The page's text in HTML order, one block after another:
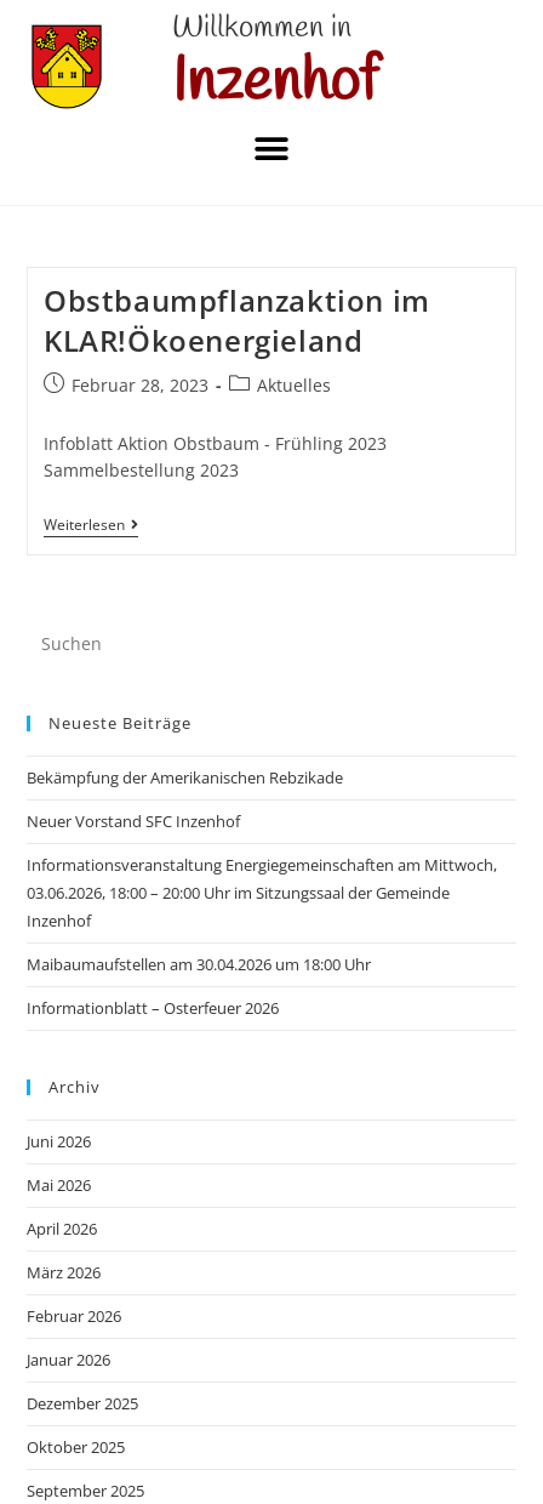
Willkommen in
Inzenhof
Obstbaumpflanzaktion im
KLAR!Ökoenergieland
Februar 28, 2023 Aktuelles
Infoblatt Aktion Obstbaum - Frühling 2023
Sammelbestellung 2023
Weiterlesen
Neueste Beiträge
Bekämpfung der Amerikanischen Rebzikade
Neuer Vorstand SFC Inzenhof
Informationsveranstaltung Energiegemeinschaften am Mittwoch,
03.06.2026, 18:00 – 20:00 Uhr im Sitzungssaal der Gemeinde
Inzenhof
Maibaumaufstellen am 30.04.2026 um 18:00 Uhr
Informationblatt – Osterfeuer 2026
Archiv
Juni 2026
Mai 2026
April 2026
März 2026
Februar 2026
Januar 2026
Dezember 2025
Oktober 2025
September 2025